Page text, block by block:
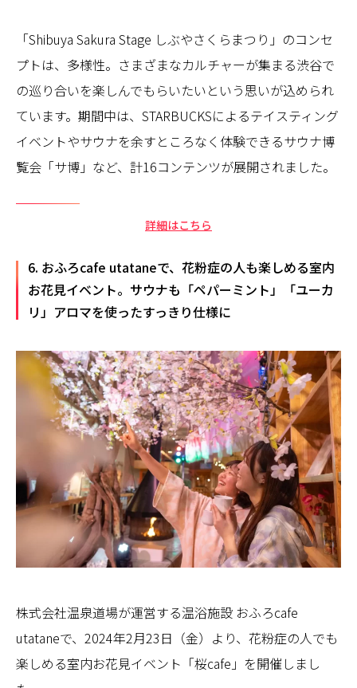
「Shibuya Sakura Stage しぶやさくらまつり」のコンセ
プトは、多様性。さまざまなカルチャーが集まる渋谷で
の巡り合いを楽しんでもらいたいという思いが込められ
ています。期間中は、STARBUCKSによるテイスティング
イベントやサウナを余すところなく体験できるサウナ博
覧会「サ博」など、計16コンテンツが展開されました。
詳細はこちら
6. おふろcafe utataneで、花粉症の人も楽しめる室内
お花見イベント。サウナも「ペパーミント」「ユーカ
リ」アロマを使ったすっきり仕様に
株式会社温泉道場が運営する温浴施設 おふろcafe
utataneで、2024年2月23日（金）より、花粉症の人でも
楽しめる室内お花見イベント「桜cafe」を開催しまし